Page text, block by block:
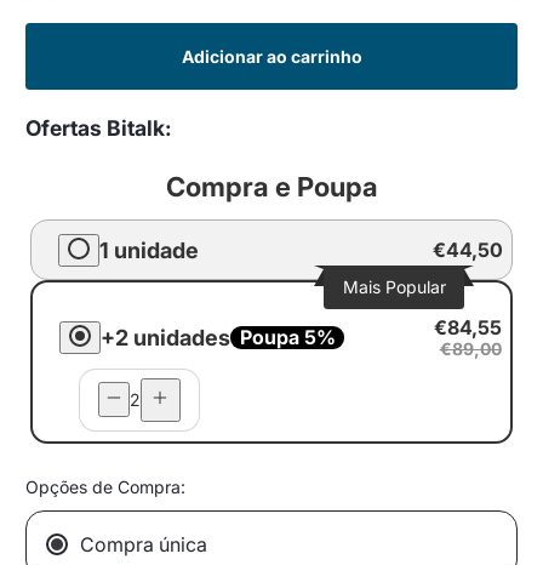
Adicionar ao carrinho
Ofertas Bitalk:
Compra e Poupa
1 unidade €44,50
+2 unidades Poupa 5% €84,55
€89,00
Mais Popular
2
Opções de Compra:
Compra única